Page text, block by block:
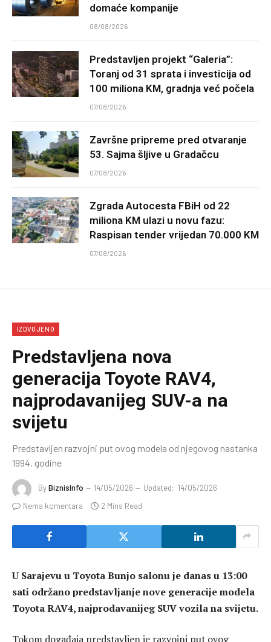
domaće kompanije
08/08/2026
Predstavljen projekt “Galeria”:
Toranj od 31 sprata i investicija od
100 miliona KM, gradnja već počela
07/08/2026
Završne pripreme pred otvaranje
53. Sajma šljive u Gradačcu
07/08/2026
Zgrada Autocesta FBiH od 22
miliona KM ulazi u novu fazu:
Raspisan tender vrijedan 70.000 KM
07/08/2026
IZDVOJENO
Predstavljena nova
generacija Toyote RAV4,
najprodavanijeg SUV-a na
svijetu
Predstavljen razvojni put ovog modela od njegovog nastanka
1994. godine
ByBiznisInfo 14/05/2026 Updated: 14/05/2026
Nema komentara
2 Mins Read
U Sarajevu u Toyota Bunjo salonu je danas u 13:00
sati održano predstavljanje nove generacije modela
Toyota RAV4, najprodavanijeg SUV vozila na svijetu.
Tokom događaja predstavljen je razvojni put ovog